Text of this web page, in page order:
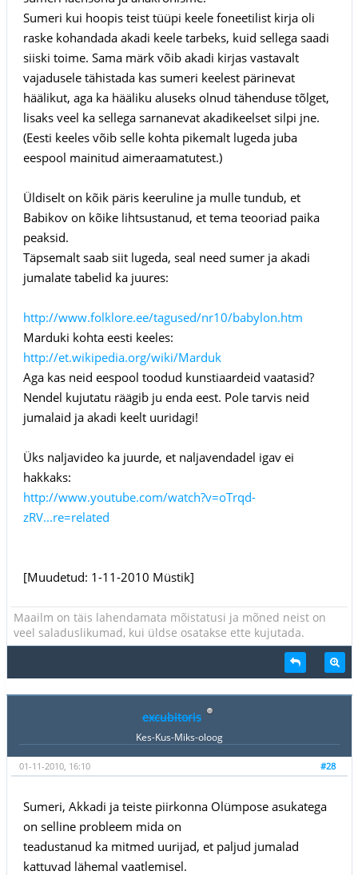
Sumeri kui hoopis teist tüüpi keele foneetilist kirja oli
raske kohandada akadi keele tarbeks, kuid sellega saadi
siiski toime. Sama märk võib akadi kirjas vastavalt
vajadusele tähistada kas sumeri keelest pärinevat
häälikut, aga ka hääliku aluseks olnud tähenduse tõlget,
lisaks veel ka sellega sarnanevat akadikeelset silpi jne.
(Eesti keeles võib selle kohta pikemalt lugeda juba
eespool mainitud aimeraamatutest.)
Üldiselt on kõik päris keeruline ja mulle tundub, et
Babikov on kõike lihtsustanud, et tema teooriad paika
peaksid.
Täpsemalt saab siit lugeda, seal need sumer ja akadi
jumalate tabelid ka juures:
http://www.folklore.ee/tagused/nr10/babylon.htm
Marduki kohta eesti keeles:
http://et.wikipedia.org/wiki/Marduk
Aga kas neid eespool toodud kunstiaardeid vaatasid?
Nendel kujutatu räägib ju enda eest. Pole tarvis neid
jumalaid ja akadi keelt uuridagi!
Üks naljavideo ka juurde, et naljavendadel igav ei
hakkaks:
http://www.youtube.com/watch?v=oTrqd-
zRV...re=related
[Muudetud: 1-11-2010 Müstik]
Maailm on täis lahendamata mõistatusi ja mõned neist on
veel saladuslikumad, kui üldse osatakse ette kujutada.
excubitoris
Kes-Kus-Miks-oloog
#28
01-11-2010, 16:10
Sumeri, Akkadi ja teiste piirkonna Olümpose asukatega
on selline probleem mida on
teadustanud ka mitmed uurijad, et paljud jumalad
kattuvad lähemal vaatlemisel.